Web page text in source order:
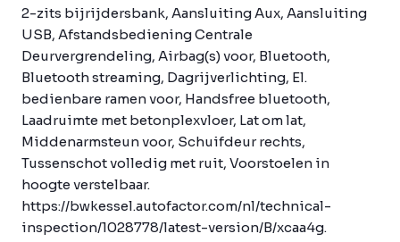
2-zits bijrijdersbank, Aansluiting Aux, Aansluiting
USB, Afstandsbediening Centrale
Deurvergrendeling, Airbag(s) voor, Bluetooth,
Bluetooth streaming, Dagrijverlichting, El.
bedienbare ramen voor, Handsfree bluetooth,
Laadruimte met betonplexvloer, Lat om lat,
Middenarmsteun voor, Schuifdeur rechts,
Tussenschot volledig met ruit, Voorstoelen in
hoogte verstelbaar.
https://bwkessel.autofactor.com/nl/technical-
inspection/1028778/latest-version/B/xcaa4g.